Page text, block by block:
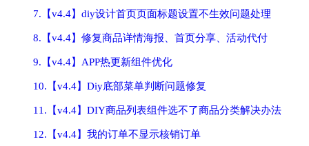
7.【v4.4】diy设计首页页面标题设置不生效问题处理
8.【v4.4】修复商品详情海报、首页分享、活动代付
9.【v4.4】APP热更新组件优化
10.【v4.4】Diy底部菜单判断问题修复
11.【v4.4】DIY商品列表组件选不了商品分类解决办法
12.【v4.4】我的订单不显示核销订单